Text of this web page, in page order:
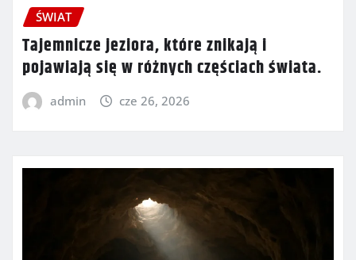
ŚWIAT
Tajemnicze jeziora, które znikają i
pojawiają się w różnych częściach świata.
admin cze 26, 2026